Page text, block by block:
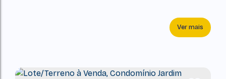
Ver mais